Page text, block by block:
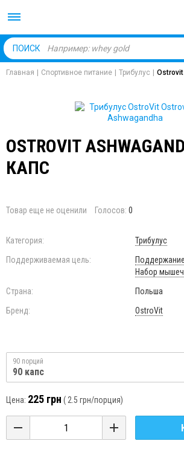
ПОИСК
Главная Спортивное питание Трибулус
OSTROVIT
КАПС
Товар еще не оценили Голосов: 0
Категория:
Трибулус
Поддерживаемая цель:
Набор
Страна:
Польша
Бренд:
OstroVit
90 порций
90 капс
Цена: 225 грн ( 2.5 грн/порция)